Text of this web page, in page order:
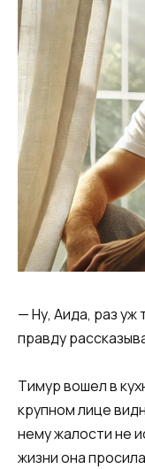
— Ну, Аида, раз уж
правду
Тимур вошел в
крупном лице
нему жалости не
жизни она